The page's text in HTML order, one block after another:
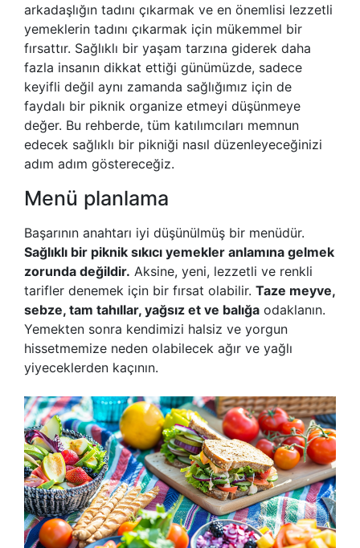
arkadaşlığın tadını çıkarmak ve en önemlisi lezzetli
yemeklerin tadını çıkarmak için mükemmel bir
fırsattır. Sağlıklı bir yaşam tarzına giderek daha
fazla insanın dikkat ettiği günümüzde, sadece
keyifli değil aynı zamanda sağlığımız için de
faydalı bir piknik organize etmeyi düşünmeye
değer. Bu rehberde, tüm katılımcıları memnun
edecek sağlıklı bir pikniği nasıl düzenleyeceğinizi
adım adım göstereceğiz.
Menü planlama
Başarının anahtarı iyi düşünülmüş bir menüdür.
Sağlıklı bir piknik sıkıcı yemekler anlamına gelmek
zorunda değildir. Aksine, yeni, lezzetli ve renkli
tarifler denemek için bir fırsat olabilir. Taze meyve,
sebze, tam tahıllar, yağsız et ve balığa odaklanın.
Yemekten sonra kendimizi halsiz ve yorgun
hissetmemize neden olabilecek ağır ve yağlı
yiyeceklerden kaçının.